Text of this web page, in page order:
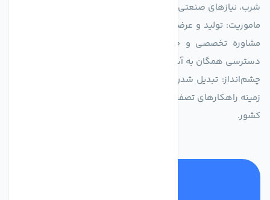
شرب، نیازهای صنعتی و کشاورزی طراحی و بهینه‌سازی شده‌اند.
ماموریت: تولید و عرضه محصولاتی با بالاترین استاندارد کیفی، ارائه
مشاوره تخصصی و خدمات پس از فروش مطمئن برای تضمین
دسترسی همگان به آب پاک و سالم.
چشم‌انداز: تبدیل شدن به انتخاب اول صنایع و مصرف‌کنندگان در
زمینه راهکارهای تصفیه آب و ایفای نقشی کلیدی در حفظ منابع آبی
کشور.